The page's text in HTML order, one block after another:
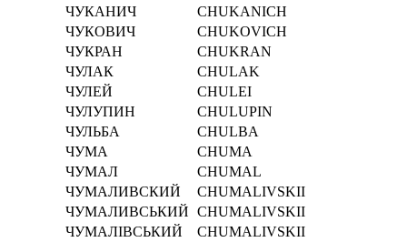
ЧУКАНИЧ
CHUKANICH
ЧУКОВИЧ
CHUKOVICH
ЧУКРАН
CHUKRAN
ЧУЛАК
CHULAK
ЧУЛЕЙ
CHULEI
ЧУЛУПИН
CHULUPIN
ЧУЛЬБА
CHULBA
ЧУМА
CHUMA
ЧУМАЛ
CHUMAL
ЧУМАЛИВСКИЙ
CHUMALIVSKII
ЧУМАЛИВСЬКИЙ CHUMALIVSKII
ЧУМАЛІВСЬКИЙ
CHUMALІVSKII